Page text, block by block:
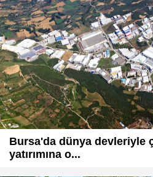
Bursa'da dünya devleriyle
yatırımına o...